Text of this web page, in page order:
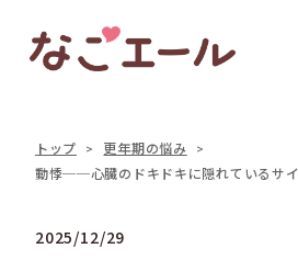
トップ
更年期の悩み
動悸──心臓のドキドキに隠れているサ
2025/12/29